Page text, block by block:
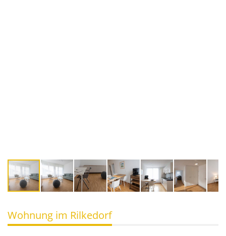
Wohnung im Rilkedorf